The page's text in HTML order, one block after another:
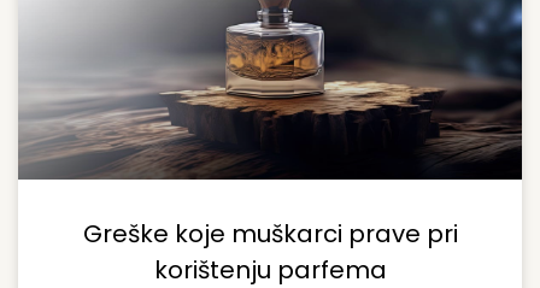
Greške koje muškarci prave pri
korištenju parfema